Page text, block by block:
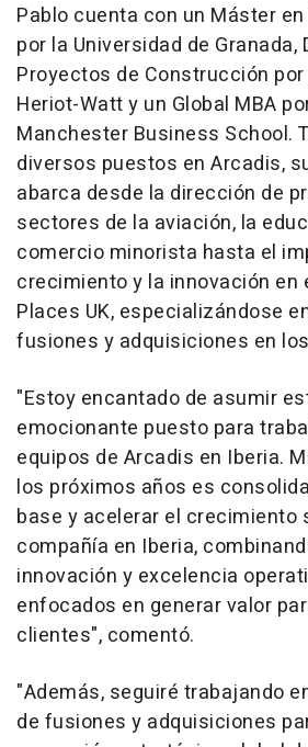
Pablo cuenta con un Máster
por la Universidad de Granada,
Proyectos de Construcción
Heriot-Watt y un Global MBA
Manchester Business School.
diversos puestos en Arcadis,
abarca desde la dirección de
sectores de la aviación, la
comercio minorista hasta el
crecimiento y la innovación en
Places UK, especializándose
fusiones y adquisiciones en
"Estoy encantado de asumir
emocionante puesto para
equipos de Arcadis en Iberia.
los próximos años es
base y acelerar el crecimiento
compañía en Iberia,
innovación y excelencia
enfocados en generar valor
clientes", comentó.
"Además, seguiré trabajando
de fusiones y adquisiciones